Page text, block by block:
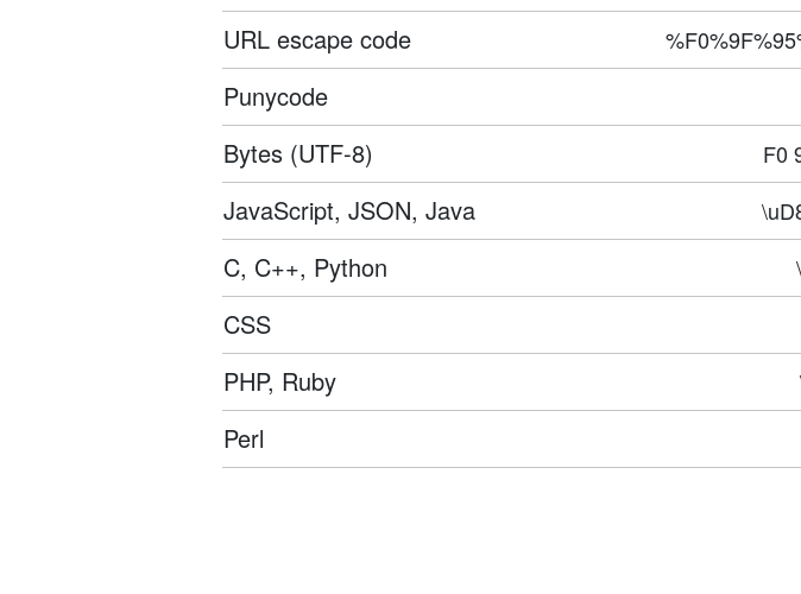
URL escape code
Punycode
Bytes (UTF-8) F0
JavaScript, JSON, Java
C, C++, Python
CSS
PHP, Ruby
Perl